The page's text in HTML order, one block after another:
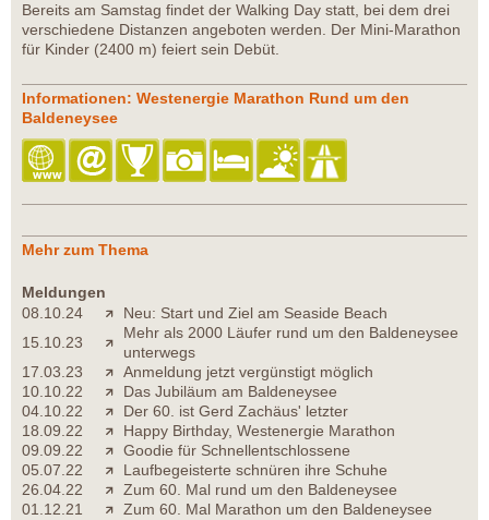
Bereits am Samstag findet der Walking Day statt, bei dem drei
verschiedene Distanzen angeboten werden. Der Mini-Marathon
für Kinder (2400 m) feiert sein Debüt.
Informationen: Westenergie Marathon Rund um den
Baldeneysee
Mehr zum Thema
Meldungen
08.10.24
Neu: Start und Ziel am Seaside Beach
15.10.23
Mehr als 2000 Läufer rund um den Baldeneysee
unterwegs
17.03.23
Anmeldung jetzt vergünstigt möglich
10.10.22
Das Jubiläum am Baldeneysee
04.10.22
Der 60. ist Gerd Zachäus' letzter
18.09.22
Happy Birthday, Westenergie Marathon
09.09.22
Goodie für Schnellentschlossene
05.07.22
Laufbegeisterte schnüren ihre Schuhe
26.04.22
Zum 60. Mal rund um den Baldeneysee
01.12.21
Zum 60. Mal Marathon um den Baldeneysee